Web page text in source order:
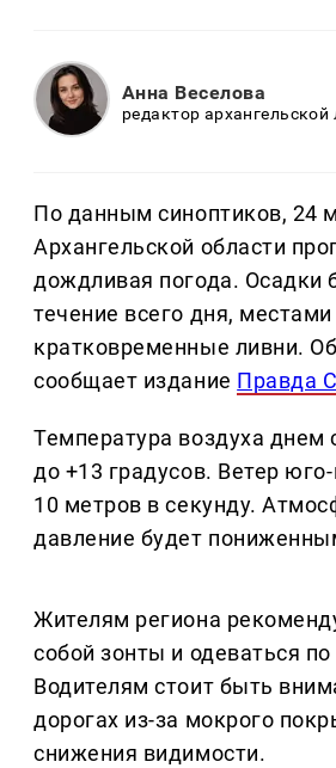
Анна Веселова
редактор архангельской
По данным синоптиков, 24
Архангельской области
дождливая погода. Осадки
течение всего дня,
кратковременные ливни.
сообщает издание Правда
Температура воздуха днем
до +13 градусов. Ветер
10 метров в секунду.
давление будет
Жителям региона
собой зонты и одеваться по
Водителям стоит быть
дорогах из-за мокрого
снижения видимости.